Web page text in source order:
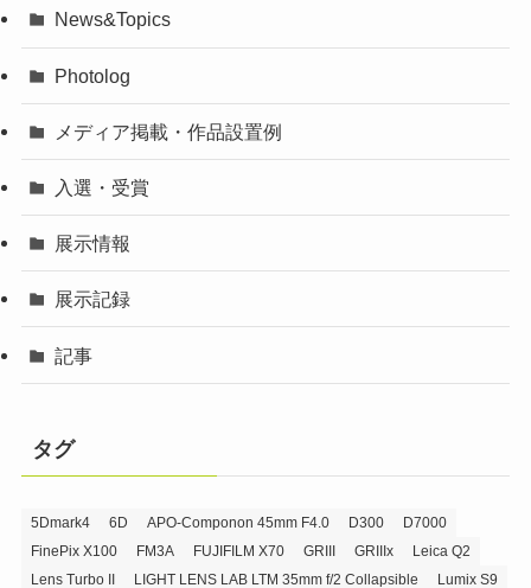
News&Topics
Photolog
メディア掲載・作品設置例
入選・受賞
展示情報
展示記録
記事
タグ
5Dmark4 6D APO-Componon 45mm F4.0 D300
D7000
FinePix X100
FM3A FUJIFILM X70 GRIII GRIIIx
Leica Q2
Lens Turbo II
LIGHT LENS LAB LTM 35mm f/2 Collapsible Lumix S9